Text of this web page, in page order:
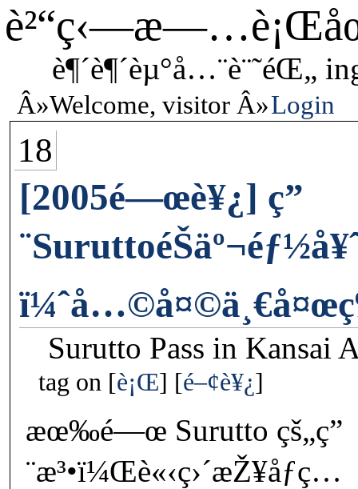
è¶´è¶´èµ°å…¨è¨˜éŒ„
Welcome, visitor Login
18
[2005é—œè¥¿] ç”
Surutto Pass in Kansai
tag on è¡Œ é–¢è¥¿
æœ‰é—œ Surutto çš„ç”
¨æ³•ï¼Œè«‹ç›´æŽ¥åƒç…